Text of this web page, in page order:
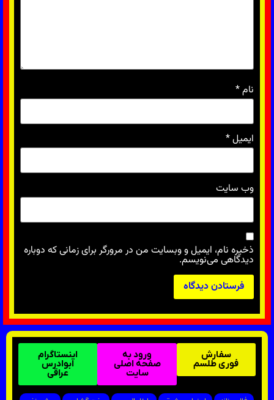
نام*
ایمیل*
وب‌ سایت
ذخیره نام، ایمیل و وبسایت من در مرورگر برای زمانی که دوباره
دیدگاهی می‌نویسم.
سفارش
فوری طلسم
ورود به
صفحه اصلی
سایت
اینستاگرام
ابوادرس
عراقی